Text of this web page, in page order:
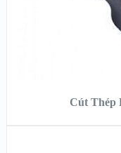
Cút Thép